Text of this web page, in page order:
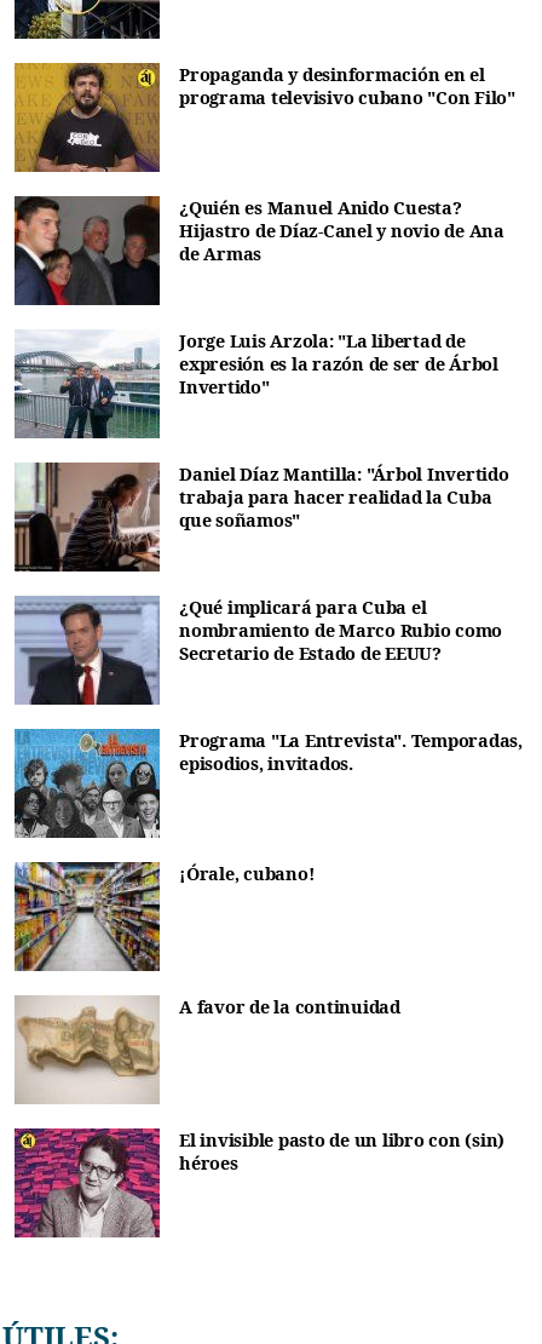
Propaganda y desinformación en el
programa televisivo cubano "Con Filo"
¿Quién es Manuel Anido Cuesta?
Hijastro de Díaz-Canel y novio de Ana
de Armas
Jorge Luis Arzola: "La libertad de
expresión es la razón de ser de Árbol
Invertido"
Daniel Díaz Mantilla: "Árbol Invertido
trabaja para hacer realidad la Cuba
que soñamos"
¿Qué implicará para Cuba el
nombramiento de Marco Rubio como
Secretario de Estado de EEUU?
Programa "La Entrevista". Temporadas,
episodios, invitados.
¡Órale, cubano!
A favor de la continuidad
El invisible pasto de un libro con (sin)
héroes